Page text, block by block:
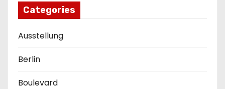
Categories
Ausstellung
Berlin
Boulevard